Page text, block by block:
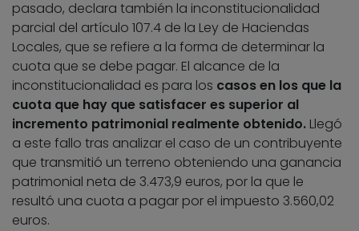
pasado, declara también la inconstitucionalidad
parcial del artículo 107.4 de la Ley de Haciendas
Locales, que se refiere a la forma de determinar la
cuota que se debe pagar. El alcance de la
inconstitucionalidad es para los casos en los que la
cuota que hay que satisfacer es superior al
incremento patrimonial realmente obtenido. Llegó
a este fallo tras analizar el caso de un contribuyente
que transmitió un terreno obteniendo una ganancia
patrimonial neta de 3.473,9 euros, por la que le
resultó una cuota a pagar por el impuesto 3.560,02
euros.